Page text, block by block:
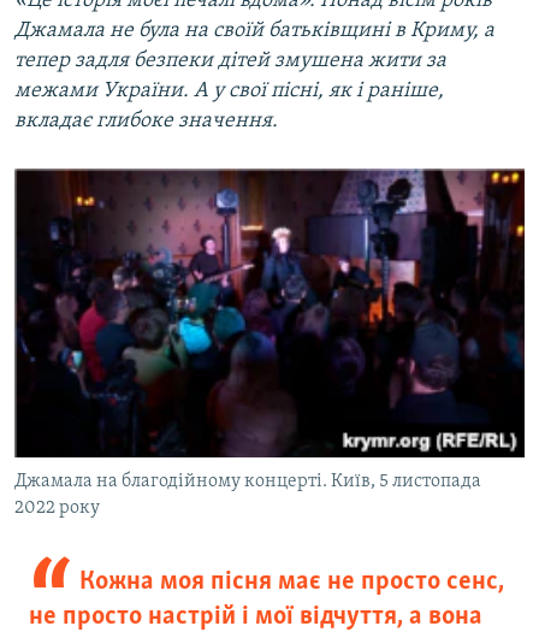
Джамала не була на своїй батьківщині в Криму, а
тепер задля безпеки дітей змушена жити за
межами України. А у свої пісні, як і раніше,
вкладає глибоке значення.
Джамала на благодійному концерті. Київ, 5 листопада
2022 року
Кожна моя пісня має не просто сенс,
не просто настрій і мої відчуття, а вона